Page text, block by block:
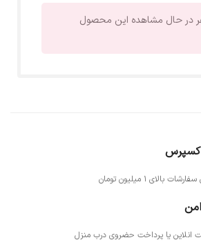
در حال مشاهده این محصول
بالای 1 میلیون تومان
انلاین یا پرداخت حضروی درب منزل